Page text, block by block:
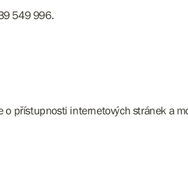
549 996.
o přístupnosti internetových stránek a